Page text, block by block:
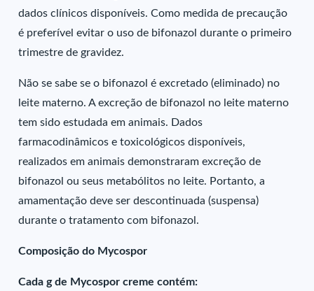
dados clínicos disponíveis. Como medida de precaução
é preferível evitar o uso de bifonazol durante o primeiro
trimestre de gravidez.
Não se sabe se o bifonazol é excretado (eliminado) no
leite materno. A excreção de bifonazol no leite materno
tem sido estudada em animais. Dados
farmacodinâmicos e toxicológicos disponíveis,
realizados em animais demonstraram excreção de
bifonazol ou seus metabólitos no leite. Portanto, a
amamentação deve ser descontinuada (suspensa)
durante o tratamento com bifonazol.
Composição do Mycospor
Cada g de Mycospor creme contém: